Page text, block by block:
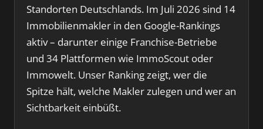
Standorten Deutschlands. Im Juli 2026 sind 14
Immobilienmakler in den Google-Rankings
aktiv – darunter einige Franchise-Betriebe
und 34 Plattformen wie ImmoScout oder
Immowelt. Unser Ranking zeigt, wer die
Spitze hält, welche Makler zulegen und wer an
Sichtbarkeit einbüßt.